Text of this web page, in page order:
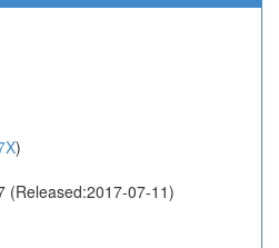
)
(Released:2017-07-11)